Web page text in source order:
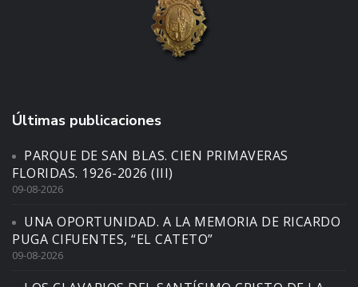
Últimas publicaciones
PARQUE DE SAN BLAS. CIEN PRIMAVERAS
FLORIDAS. 1926-2026 (III)
09-08-2026
UNA OPORTUNIDAD. A LA MEMORIA DE RICARDO
PUGA CIFUENTES, “EL CATETO”
09-08-2026